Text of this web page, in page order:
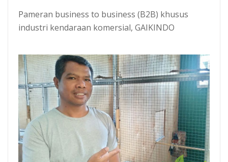
Pameran business to business (B2B) khusus
industri kendaraan komersial, GAIKINDO